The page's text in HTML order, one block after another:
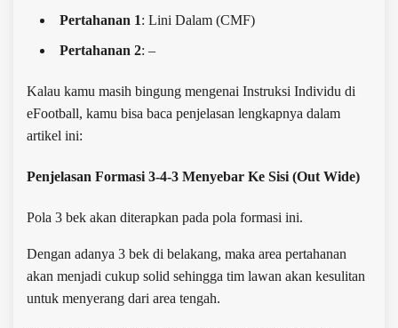
Pertahanan 1: Lini Dalam (CMF)
Pertahanan 2: –
Kalau kamu masih bingung mengenai Instruksi Individu di
eFootball, kamu bisa baca penjelasan lengkapnya dalam
artikel ini:
Penjelasan Formasi 3-4-3 Menyebar Ke Sisi (Out Wide)
Pola 3 bek akan diterapkan pada pola formasi ini.
Dengan adanya 3 bek di belakang, maka area pertahanan
akan menjadi cukup solid sehingga tim lawan akan kesulitan
untuk menyerang dari area tengah.